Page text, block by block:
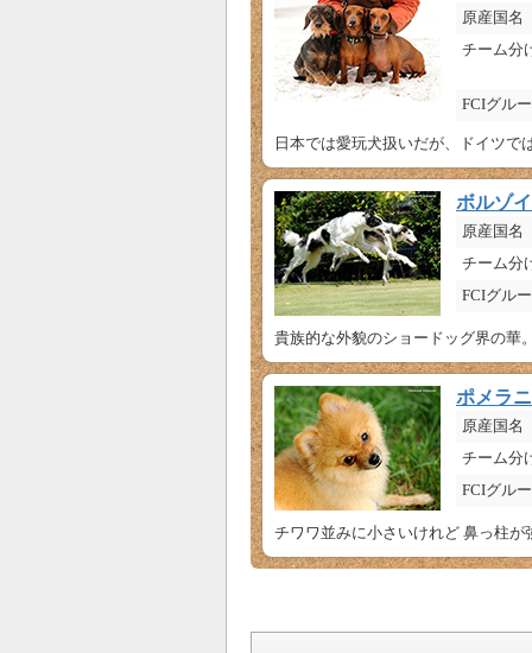
原産国名
チーム分
FCIグル
日本では愛玩犬扱いだが、ドイツで
ボルゾイ
原産国名
チーム分
FCIグル
貴族的な外貌のショードッグ界の華
ポメラ
原産国名
チーム分
FCIグル
チワワ並みに小さいけれど 鼻っ柱